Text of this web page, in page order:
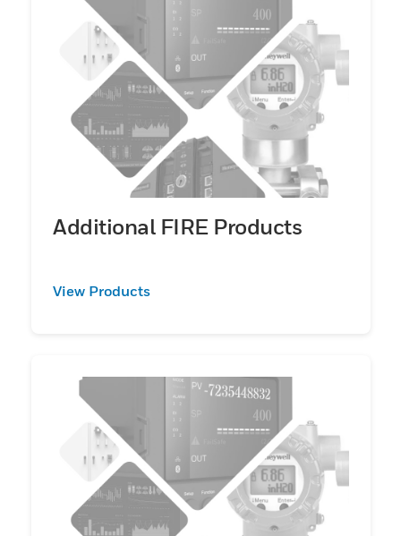
Additional FIRE Products
View Products